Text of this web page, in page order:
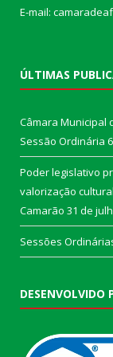
E-mail:
ÚLTIMAS
Câmara Municipal
Sessão Ordinária
Poder legislativo
valorização
Camarão 31 de
Sessões
DESENVOLVIDO